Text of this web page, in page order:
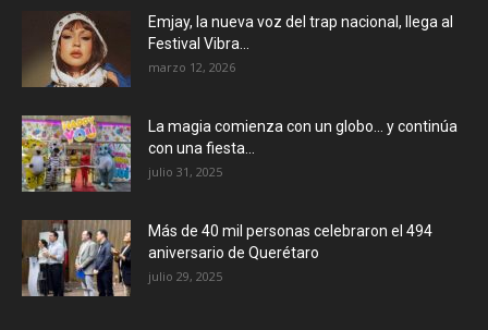
Emjay, la nueva voz del trap nacional, llega al
Festival Vibra...
marzo 12, 2026
La magia comienza con un globo… y continúa
con una fiesta...
julio 31, 2025
Más de 40 mil personas celebraron el 494
aniversario de Querétaro
julio 29, 2025